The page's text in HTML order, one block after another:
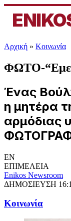
Αρχική » Κοινωνία
ΦΩΤΟ-
Ένας
η μητέρα
αρμόδιας
EN
ΕΠΙΜΕΛΕΙΑ
Enikos Newsroom
ΔΗΜΟΣΙΕΥΣΗ
Κοινωνία